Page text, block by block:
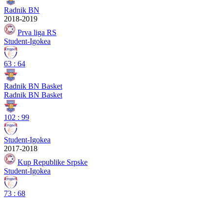
Radnik BN
2018-2019
Prva liga RS
Student-Igokea
63 : 64
Radnik BN Basket
Radnik BN Basket
102 : 99
Student-Igokea
2017-2018
Kup Republike Srpske
Student-Igokea
73 : 68